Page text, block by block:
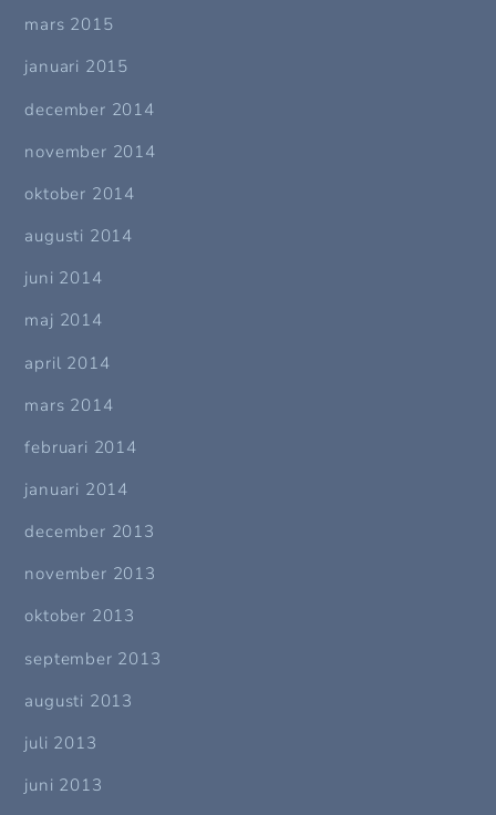
mars 2015
januari 2015
december 2014
november 2014
oktober 2014
augusti 2014
juni 2014
maj 2014
april 2014
mars 2014
februari 2014
januari 2014
december 2013
november 2013
oktober 2013
september 2013
augusti 2013
juli 2013
juni 2013